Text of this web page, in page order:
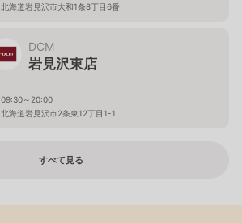
北海道岩見沢市大和1条8丁目6番
DCM
岩見沢東店
09:30～20:00
北海道岩見沢市2条東12丁目1-1
すべて見る